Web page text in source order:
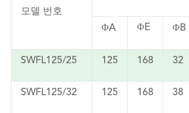
모델 번호
ΦA ΦE ΦB
SWFL125/25 125 168 32
SWFL125/32 125 168 38